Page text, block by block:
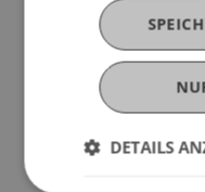
DETAILS